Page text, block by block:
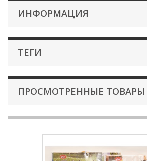
ИНФОРМАЦИЯ
ТЕГИ
ПРОСМОТРЕННЫЕ ТОВАРЫ